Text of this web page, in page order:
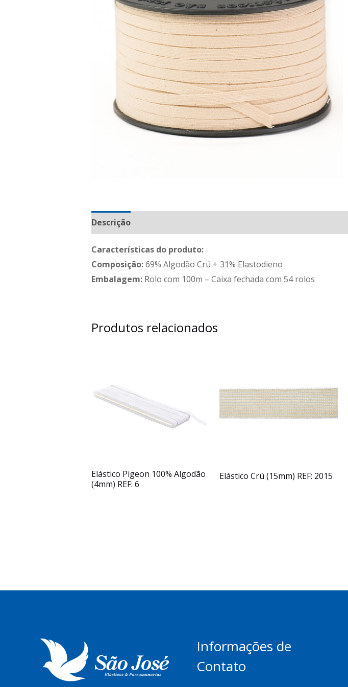
Descrição
Características do produto:
Composição:69% Algodão Crú + 31% Elastodieno
Embalagem: Rolo com 100m – Caixa fechada com 54 rolos
Produtos relacionados
Elástico Pigeon 100% Algodão
(4mm) REF: 6
Elástico Crú (15mm) REF: 2015
Informações de
Contato